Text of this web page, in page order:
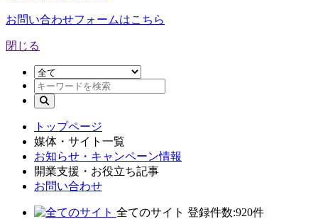
お問い合わせフォームはこちら
閉じる
トップページ
媒体・サイト一覧
お知らせ・キャンペーン情報
開業支援・お役立ち記事
お問い合わせ
全てのサイト 登録件数:920件